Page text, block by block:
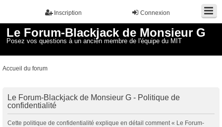
Connexion
Inscription
Le Forum-Blackjack de Monsieur G
Posez vos questions à un ancien membre de l'équipe du MIT
Accueil du forum
Le Forum-Blackjack de Monsieur G - Politique de
confidentialité
Cette politique de confidentialité explique en détail comment « Le Forum-